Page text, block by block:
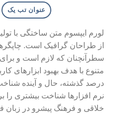
عنوان تب یک
لورم ایپسوم متن ساختگی با
از طراحان گرافیک است.
سطرآنچنان که لازم است و
متنوع با هدف بهبود ابزارهای
درصد گذشته، حال و آینده
نرم افزارها شناخت بیشتری
خلاقی و فرهنگ پیشرو در زبان